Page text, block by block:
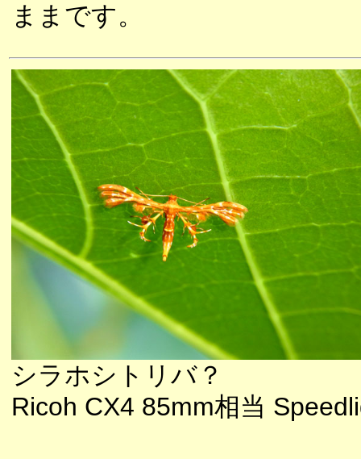
ままです。
シラホシトリバ？
Ricoh CX4 85mm相当